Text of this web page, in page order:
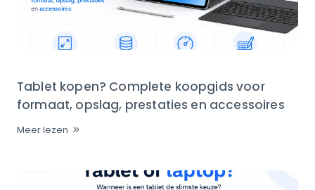
Tablet kopen? Complete koopgids voor
formaat, opslag, prestaties en accessoires
Meer lezen